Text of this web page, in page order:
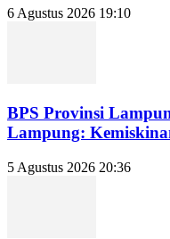
6 Agustus 2026 19:10
BPS Provinsi
Lampung:
5 Agustus 2026 20:36